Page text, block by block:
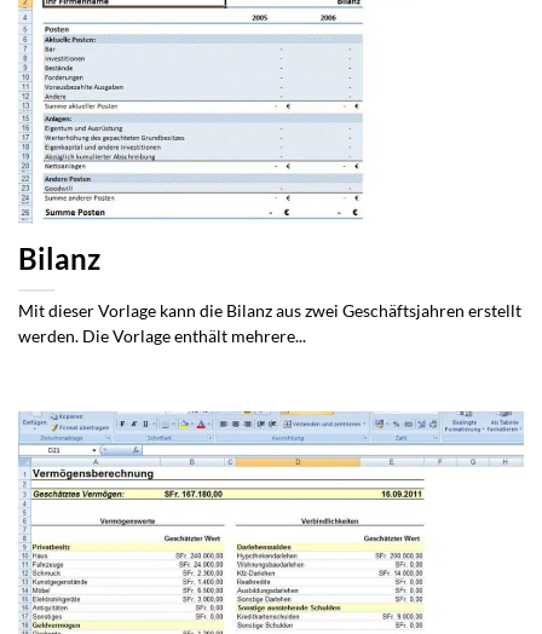
Bilanz
Mit dieser Vorlage kann die Bilanz aus zwei Geschäftsjahren erstellt
werden. Die Vorlage enthält mehrere...